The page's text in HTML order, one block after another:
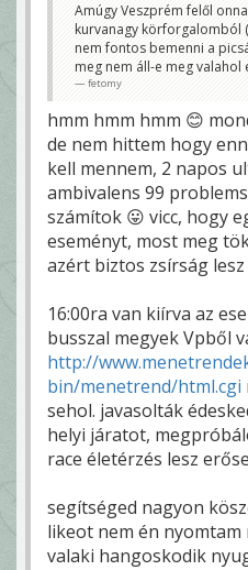
Amúgy Veszprém felől
kurvanagy körforgalomból
nem fontos bemenni a
meg nem áll-e meg valahol
fetomy
hmm hmm hmm 😊
de nem hittem hogy
kell mennem, 2 napos
ambivalens 99
számítok 😛 vicc, hogy
eseményt, most meg
azért biztos zsírság lesz
16:00ra van kiírva az
busszal megyek Vpből
http://
bin/menetrend/html.cgi
sehol. javasolták
helyi járatot,
race életérzés lesz
segítséged nagyon
likeot nem én
valaki hangoskodik